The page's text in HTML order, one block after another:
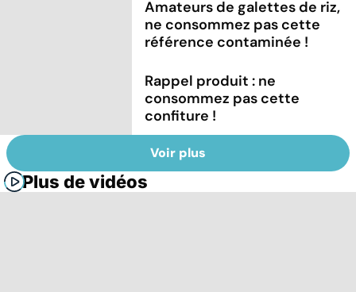
Amateurs de galettes de riz,
ne consommez pas cette
référence contaminée !
Rappel produit : ne
consommez pas cette
confiture !
Voir plus
Plus de vidéos